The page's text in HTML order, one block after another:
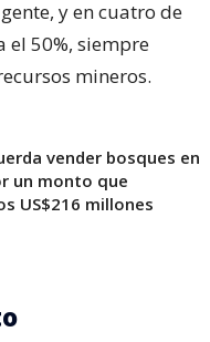
y en cuatro de
el 50%, siempre
mineros.
vender bosques en
un monto que
US$216 millones